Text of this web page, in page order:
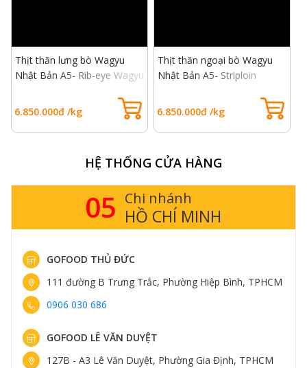
Thịt thăn lưng bò Wagyu
Nhật Bản A5- Rib-eye Wagyu
6.850.000đ /kg
Thịt thăn ngoại bò Wagyu
Nhật Bản A5- Striploin
6.850.000đ /kg
HỆ THỐNG CỬA HÀNG
05 Chi nhánh
HỒ CHÍ MINH
GOFOOD THỦ ĐỨC
111 đường B Trưng Trắc, Phường Hiệp Bình, TPHCM
0906 030 686
GOFOOD LÊ VĂN DUYỆT
127B - A3 Lê Văn Duyệt, Phường Gia Định, TPHCM